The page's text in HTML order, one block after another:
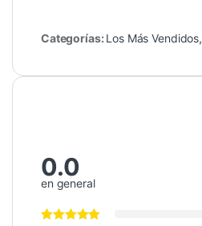
Categorías: Los Más Vendidos,
0.0
en general